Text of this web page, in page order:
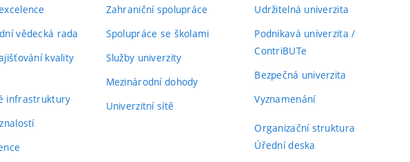
vědecká rada
kvality
infrastruktury
Zahraniční spolupráce
Spolupráce se školami
Služby univerzity
Mezinárodní dohody
Univerzitní sítě
Udržitelná univerzita
Podnikavá univerzita /
ContriBUTe
Bezpečná univerzita
Vyznamenání
Organizační struktura
Úřední deska